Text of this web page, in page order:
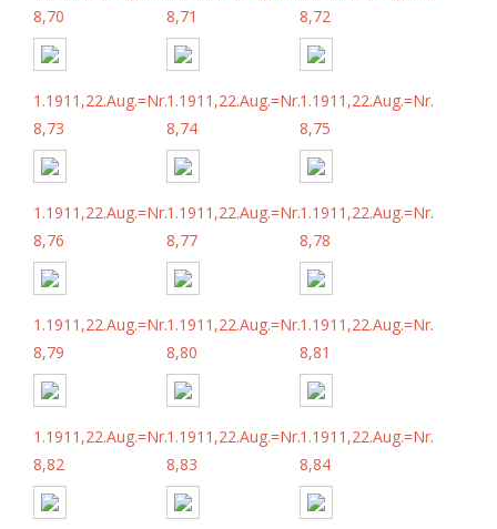
8,70
8,71
8,72
1.1911,22.Aug.=Nr.
8,73
1.1911,22.Aug.=Nr.
8,74
1.1911,22.Aug.=Nr.
8,75
1.1911,22.Aug.=Nr.
8,76
1.1911,22.Aug.=Nr.
8,77
1.1911,22.Aug.=Nr.
8,78
1.1911,22.Aug.=Nr.
8,79
1.1911,22.Aug.=Nr.
8,80
1.1911,22.Aug.=Nr.
8,81
1.1911,22.Aug.=Nr.
8,82
1.1911,22.Aug.=Nr.
8,83
1.1911,22.Aug.=Nr.
8,84